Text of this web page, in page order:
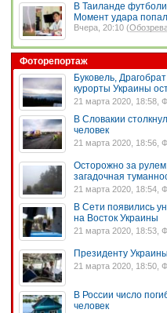
В Таиланде
Момент удара
Вчера, 20:10 (
Фоторепортаж
Буковель,
курорты Украины
21 марта 2020, 18:58,
В Словакии
человек
21 марта 2020, 18:56,
Осторожно за
загадочная
21 марта 2020, 18:54,
В Сети появились
на Восток Украины
21 марта 2020, 18:53,
Президенту
21 марта 2020, 18:50,
В России число
человек